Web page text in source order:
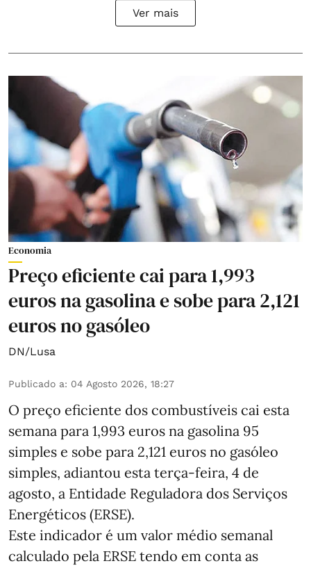
Ver mais
Economia
Preço eficiente cai para 1,993
euros na gasolina e sobe para 2,121
euros no gasóleo
DN/Lusa
Publicado a: 04 Agosto 2026, 18:27
O preço eficiente dos combustíveis cai esta
semana para 1,993 euros na gasolina 95
simples e sobe para 2,121 euros no gasóleo
simples, adiantou esta terça-feira, 4 de
agosto, a Entidade Reguladora dos Serviços
Energéticos (ERSE).
Este indicador é um valor médio semanal
calculado pela ERSE tendo em conta as